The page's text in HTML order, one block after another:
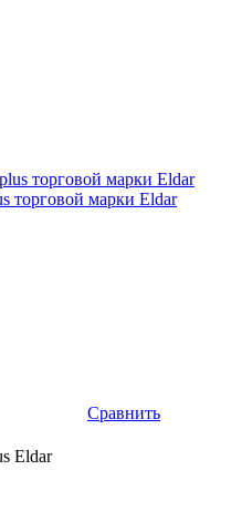
торговой марки Eldar
Сравнить
Eldar